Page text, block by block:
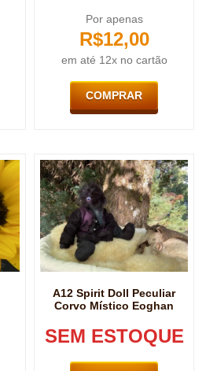
Por apenas
R$12,00
em até 12x no cartão
COMPRAR
A12 Spirit Doll Peculiar
Corvo Místico Eoghan
SEM ESTOQUE